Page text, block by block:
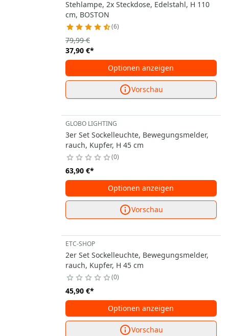
Stehlampe, 2x Steckdose, Edelstahl, H 110
cm, BOSTON
6
37,90 €*
79,99 €
Optionen anzeigen
Vorschau
GLOBO LIGHTING
3er Set Sockelleuchte, Bewegungsmelder,
rauch, Kupfer, H 45 cm
0
63,90 €*
Optionen anzeigen
Vorschau
ETC-SHOP
2er Set Sockelleuchte, Bewegungsmelder,
rauch, Kupfer, H 45 cm
0
45,90 €*
Optionen anzeigen
Vorschau